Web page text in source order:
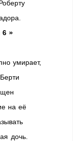
6 »
умирает,
на её
дочь.